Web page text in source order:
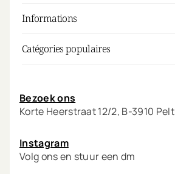
Informations
Catégories populaires
Bezoek ons
Korte Heerstraat 12/2, B-3910 Pelt
Instagram
Volg ons en stuur een dm